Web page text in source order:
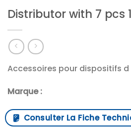
Distributor with 7 pcs
Accessoires pour dispositifs d
Marque :
Consulter La Fiche